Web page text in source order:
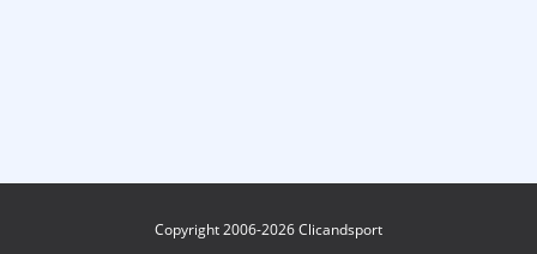
Copyright 2006-2026 Clicandsport